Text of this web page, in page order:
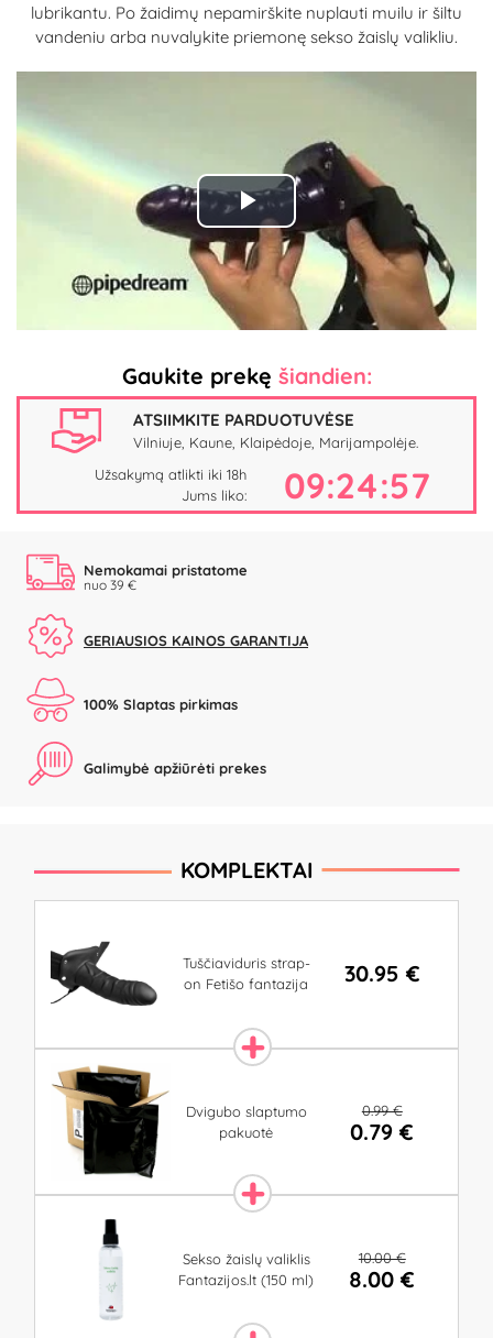
lubrikantu. Po žaidimų nepamirškite nuplauti muilu ir šiltu
vandeniu arba nuvalykite priemonę sekso žaislų valikliu.
Play
Video
Gaukite prekę šiandien:
ATSIIMKITE PARDUOTUVĖSE
Vilniuje, Kaune, Klaipėdoje, Marijampolėje.
Užsakymą atlikti iki 18h
Jums liko:
09:24:57
Nemokamai pristatome
nuo 39 €
GERIAUSIOS KAINOS GARANTIJA
100% Slaptas pirkimas
Galimybė apžiūrėti prekes
KOMPLEKTAI
Tuščiaviduris strap-
on Fetišo fantazija
30.95 €
Dvigubo slaptumo
pakuotė
0.99 €
0.79 €
Sekso žaislų valiklis
Fantazijos.lt (150 ml)
10.00 €
8.00 €